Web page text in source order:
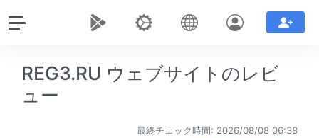
REG3.RU ウェブサイトのレビ
ュー
最終チェック時間: 2026/08/08 06:38